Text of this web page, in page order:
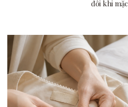
đối khi mặc